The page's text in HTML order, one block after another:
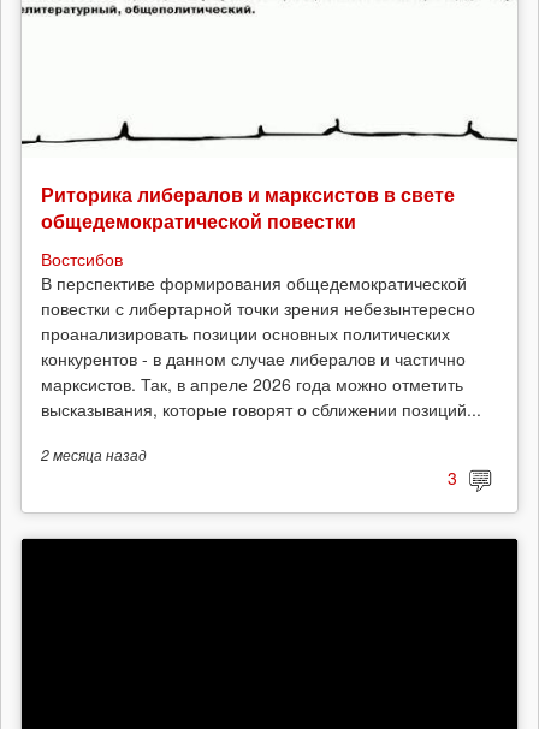
Риторика либералов и марксистов в свете
общедемократической повестки
Востсибов
В перспективе формирования общедемократической
повестки с либертарной точки зрения небезынтересно
проанализировать позиции основных политических
конкурентов - в данном случае либералов и частично
марксистов. Так, в апреле 2026 года можно отметить
высказывания, которые говорят о сближении позиций...
2 месяцаназад
3